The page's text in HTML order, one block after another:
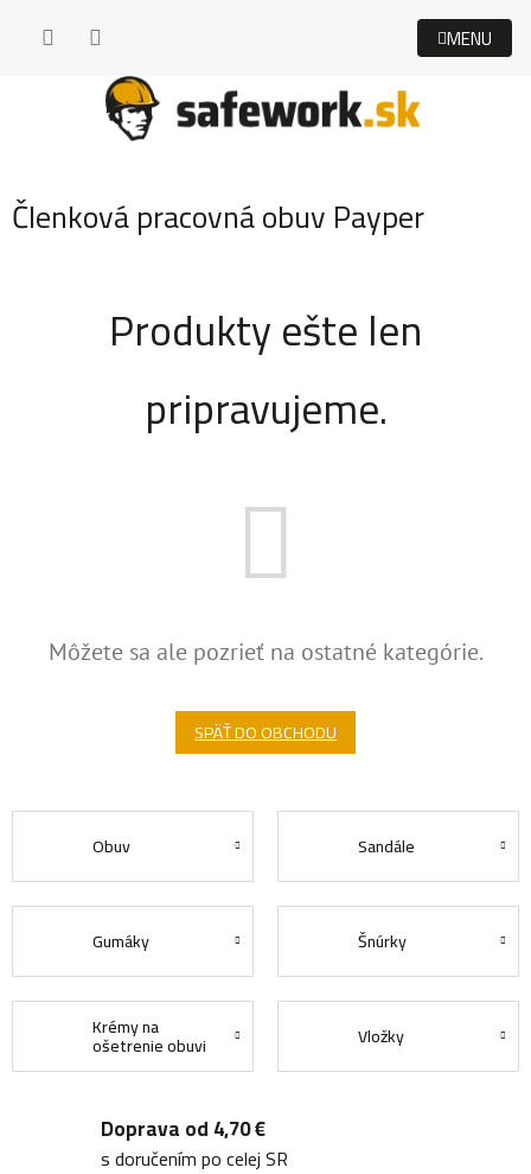
Členková pracovná obuv Payper
Produkty ešte len
pripravujeme.
Môžete sa ale pozrieť na ostatné kategórie.
SPÄŤ DO OBCHODU
Obuv Sandále
Gumáky Šnúrky
Krémy na
ošetrenie obuvi Vložky
Doprava od 4,70 €
s doručením po celej SR